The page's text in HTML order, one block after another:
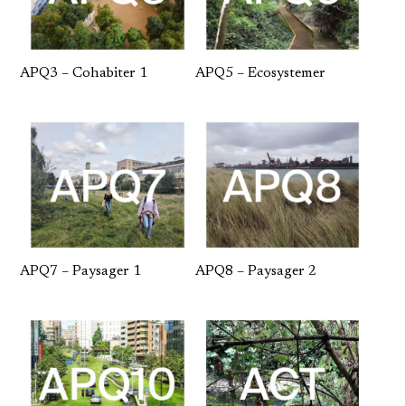
APQ3 – Cohabiter 1 APQ5 – Ecosystemer
APQ7 – Paysager 1 APQ8 – Paysager 2